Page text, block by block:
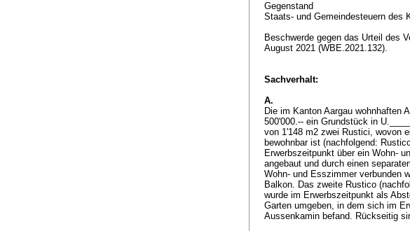
Gegenstand
Staats- und Gemeindesteuern des
Beschwerde gegen das Urteil des
August 2021 (WBE.2021.132).
Sachverhalt:
A.
Die im Kanton Aargau wohnhaften
500'000.-- ein Grundstück in
von 1'148 m2 zwei Rustici, wovon
bewohnbar ist (nachfolgend:
Erwerbszeitpunkt über ein Wohn-
angebaut und durch einen
Wohn- und Esszimmer verbunden
Balkon. Das zweite Rustico
wurde im Erwerbszeitpunkt als
Garten umgeben, in dem sich im
Aussenkamin befand. Rückseitig